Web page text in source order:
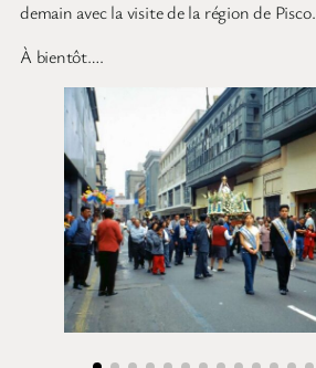
demain avec la visite de la région de Pisco.
À bientôt….